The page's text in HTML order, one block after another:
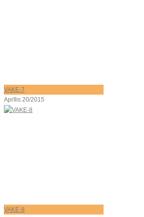
VAKE-7
Aprīlis 20/2015
VAKE-8